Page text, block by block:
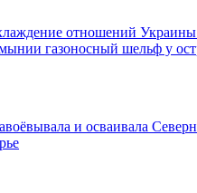
отношений Украины
газоносный шельф у
и осваивала